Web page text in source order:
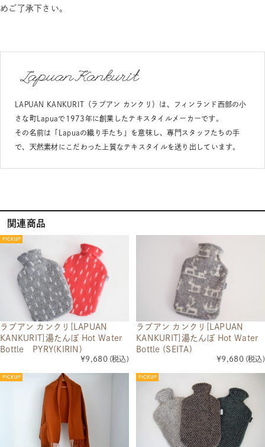
めご了承下さい。
LAPUAN KANKURIT（ラプアン カンクリ）は、フィンランド西部の小
さな町Lapuaで1973年に創業したテキスタイルメーカーです。
その名前は「Lapuaの織り手たち」を意味し、専門スタッフたちの手
で、天然素材にこだわった上質なテキスタイルを送り出しています。
関連商品
ラプアン カンクリ[LAPUAN
KANKURIT]湯たんぽ Hot Water
Bottle PYRY(KIRIN)
¥9,680 (税込)
ラプアン カンクリ[LAPUAN
KANKURIT]湯たんぽ Hot Water
Bottle (SEITA)
¥9,680 (税込)